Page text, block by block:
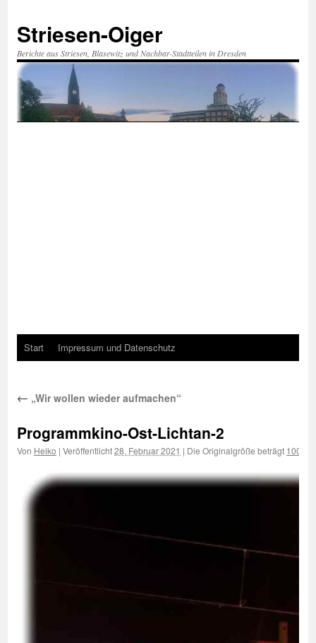
springen
Striesen-Oiger
Berichte aus Striesen, Blasewitz und Nachbar-Stadtteilen in Dresden
Start Impressum und Datenschutz
← „Wir wollen wieder aufmachen“
Programmkino-Ost-Lichtan-2
Von Heiko | Veröffentlicht28. Februar 2021 | Die Originalgröße beträgt 1000 ×